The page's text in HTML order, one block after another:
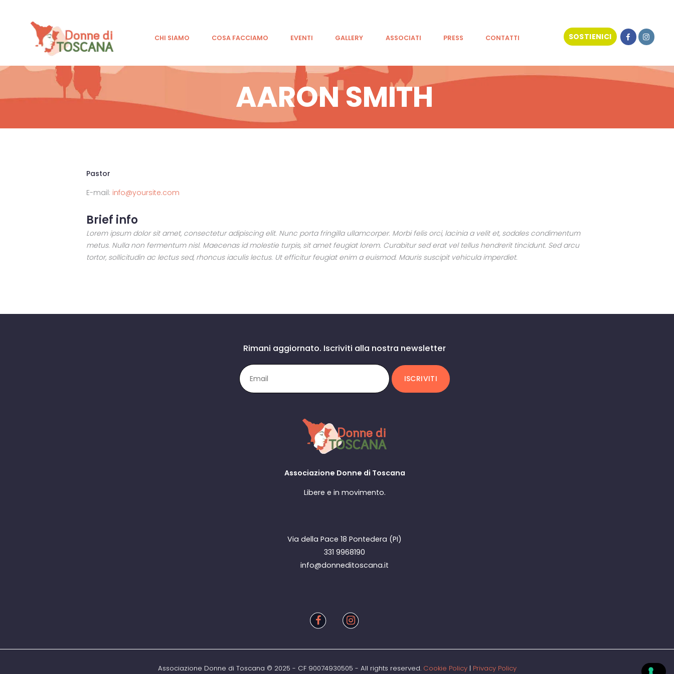
CHI SIAMO COSA FACCIAMO EVENTI GALLERY ASSOCIATI PRESS CONTATTI SOSTIENICI
AARON SMITH
COSA FACCIAMO
EVENTI
GALLERY
ASSOCIATI
Pastor
E-mail: info@yoursite.com
Brief info
Lorem ipsum dolor sit amet, consectetur adipiscing elit. Nunc porta fringilla ullamcorper. Morbi felis orci, lacinia a velit et, sodales condimentum
metus. Nulla non fermentum nisl. Maecenas id molestie turpis, sit amet feugiat lorem. Curabitur sed erat vel tellus hendrerit tincidunt. Sed arcu
tortor, sollicitudin ac lectus sed, rhoncus iaculis lectus. Ut efficitur feugiat enim a euismod. Mauris suscipit vehicula imperdiet.
Rimani aggiornato. Iscriviti alla nostra newsletter
Associazione Donne di Toscana
Libere e in movimento.
Via della Pace 18 Pontedera (PI)
331 9968190
info@donneditoscana.it
Associazione Donne di Toscana © 2025 - CF 90074930505 - All rights reserved. Cookie Policy| Privacy Policy